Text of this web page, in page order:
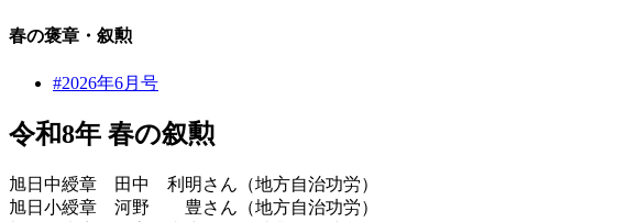
春の褒章・叙勲
#2026年6月号
令和8年 春の叙勲
旭日中綬章 田中 利明さん（地方自治功労）
旭日小綬章 河野 豊さん（地方自治功労）